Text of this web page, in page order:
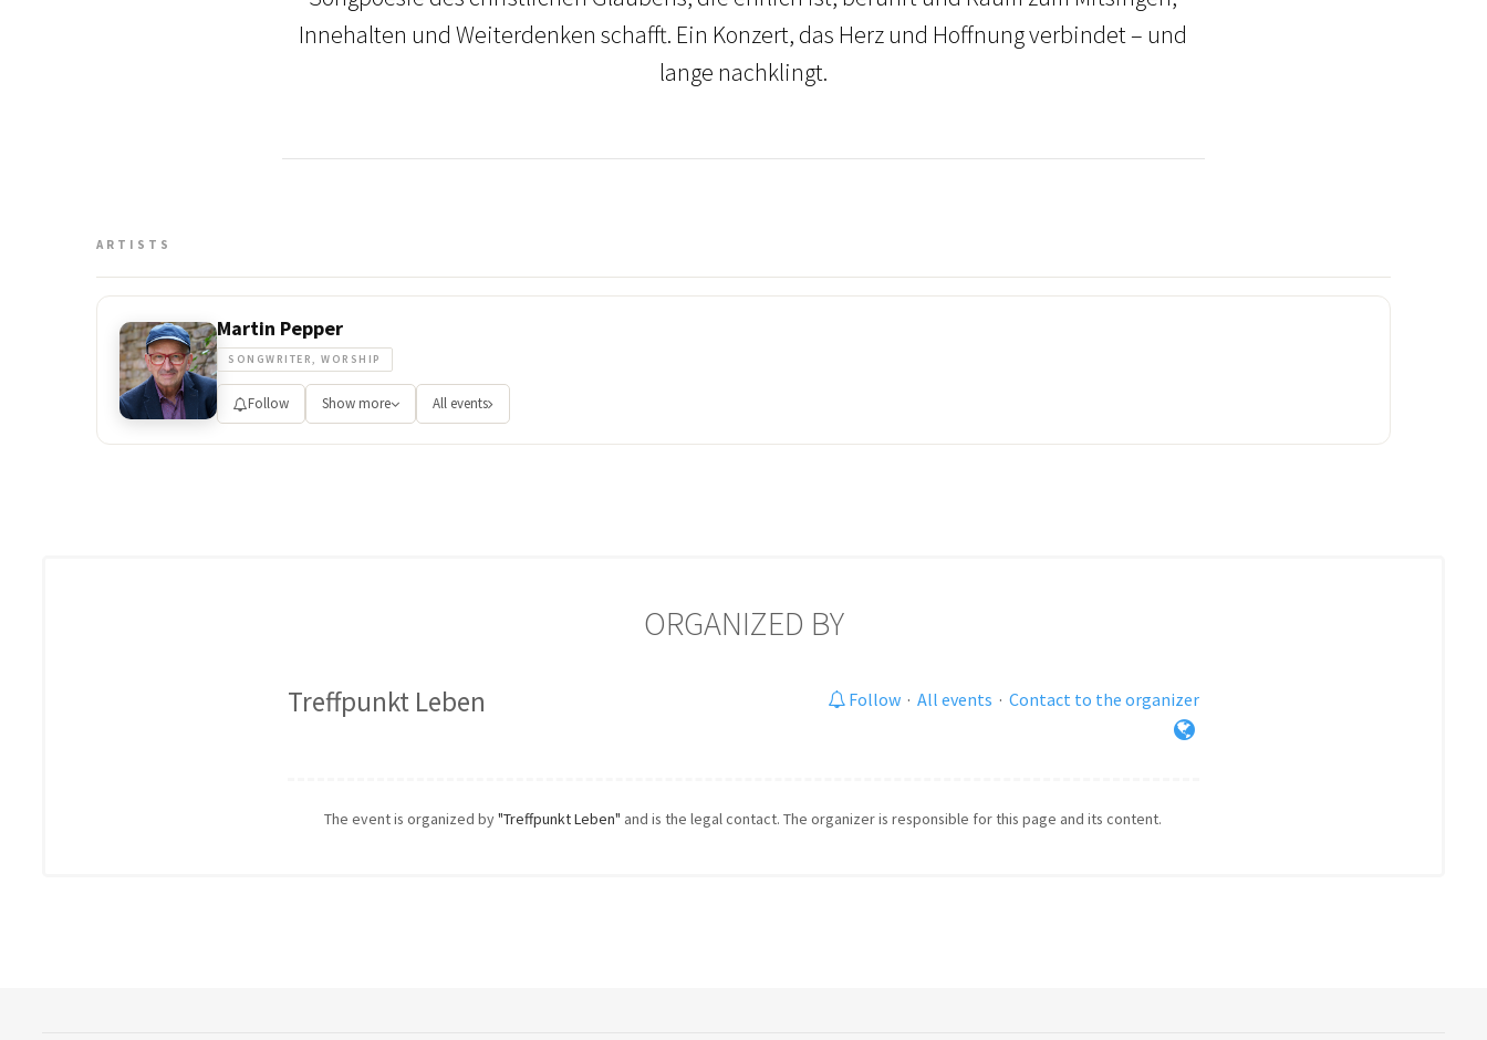
Innehalten und Weiterdenken schafft. Ein Konzert, das Herz und Hoffnung verbindet – und
lange nachklingt.
ARTISTS
Martin Pepper
SONGWRITER, WORSHIP
Follow Show more All events
ORGANIZED BY
Treffpunkt Leben Follow· All events · Contact to the organizer
The event is organized by"Treffpunkt Leben" and is the legal contact. The organizer is responsible for this page and its content.